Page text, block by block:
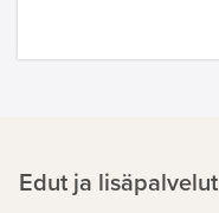
Edut ja lisäpalvelut